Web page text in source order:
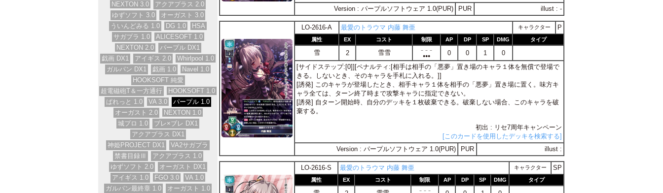
NEXTON 3.0
アクアプラス 2.0
ゆずソフト 3.0
オーガスト 3.0
ういんどみる 1.0
DG 1.0
HSA
サガプラ 1.0
ALICESOFT 1.0
NEXTON 2.0
パープル DX1
戯画 DX1
アイギス 2.0
Whirlpool 1.0
ガルパン DX1
戯画 1.0
Navel 1.0
HOOKSOFT 純愛
超電磁砲T＆一方通行
HOOKSOFT 1.0
ぱれっと 1.0
VA 3.0
パープル 1.0
オーガスト 2.0
NEXTON 1.0
城プロ 1.0
ブレ×ブレ DX1
アクアプラス DX1
神姫PROJECT DX1
VA2サガプラ
禁書目録Ⅲ
アクアプラス 1.0
ゆずソフト 2.0
オーガスト DX1
アイギス 1.0
FGO 3.0
VA 1.0
ガルパン最終章 1.0
オーガスト 1.0
Version : パープルソフトウェア 1.0(PUR)
PUR illust : -
LO-2616-A 最愛のトラウマ 内藤 舞亜 キャラクター P
属性 EX コスト 制限 AP DP SP DMG タイプ
雪 2 雪雪
－－－
●●●
0 0 1
0
[サイドステップ:[0]][ペナルティ:[相手は相手の「悪夢」置き場のキャラ１体を無償で登場で
きる。しないとき、そのキャラを手札に入れる。]]
[誘発] このキャラが登場したとき、相手キャラ１体を相手の「悪夢」置き場に置く。味方キ
ャラ全ては、ターン終了時まで攻撃キャラに指定できない。
[誘発] 自ターン開始時、自分のデッキを１枚破棄できる。破棄しない場合、このキャラを破
棄する。
初出 : リセ7周年キャンペーン
[このカードを使用したデッキを検索する]
Version : パープルソフトウェア 1.0(PUR)
PUR illust :
LO-2616-S 最愛のトラウマ 内藤 舞亜 キャラクター SP
属性 EX コスト 制限 AP DP SP DMG タイプ
－－－